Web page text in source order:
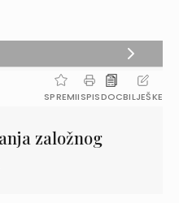
SPREMIISPISDOCBILJEŠKE
založnog